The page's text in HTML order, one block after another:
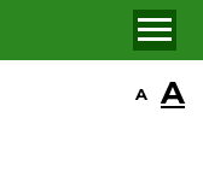
A A